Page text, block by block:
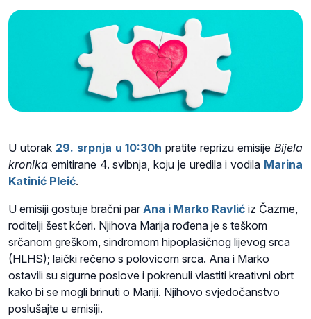
U utorak 29. srpnja u 10:30h pratite reprizu emisijeBijela
kronika emitirane 4. svibnja, koju je uredila i vodila Marina
Katinić Pleić.
U emisiji gostuje bračni par Ana i Marko Ravlić iz Čazme,
roditelji šest kćeri. Njihova Marija rođena je s teškom
srčanom greškom, sindromom hipoplasičnog lijevog srca
(HLHS); laički rečeno s polovicom srca. Ana i Marko
ostavili su sigurne poslove i pokrenuli vlastiti kreativni obrt
kako bi se mogli brinuti o Mariji. Njihovo svjedočanstvo
poslušajte u emisiji.